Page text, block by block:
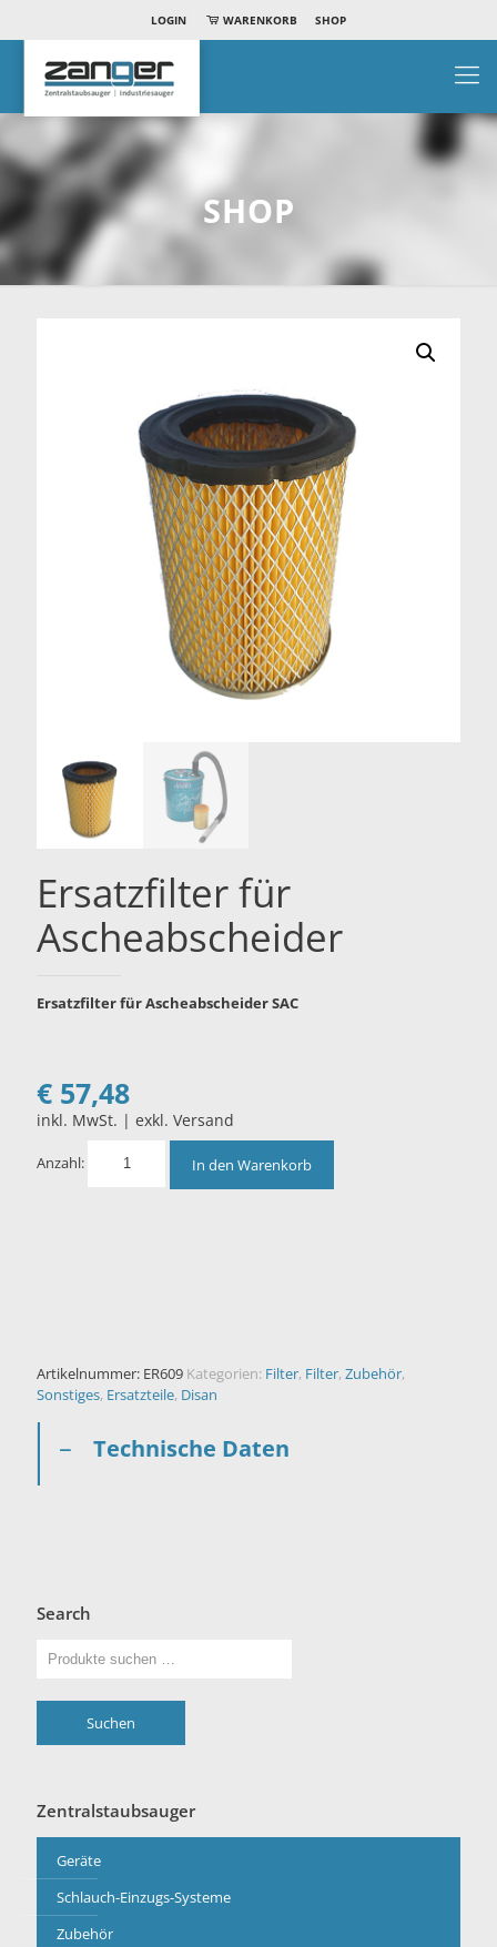
LOGIN WARENKORB SHOP
SHOP
Ersatzfilter für
Ascheabscheider
Ersatzfilter für Ascheabscheider SAC
€ 57,48
inkl. MwSt. | exkl. Versand
Anzahl: In den Warenkorb
Artikelnummer: ER609 Kategorien: Filter, Filter, Zubehör,
Sonstiges, Ersatzteile, Disan
Technische Daten
Search
Suchen
Zentralstaubsauger
Geräte
Schlauch-Einzugs-Systeme
Zubehör